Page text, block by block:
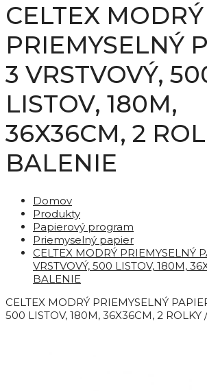
CELTEX MODRÝ
PRIEMYSELNÝ
3 VRSTVOVÝ,
LISTOV, 180M,
36X36CM, 2
BALENIE
Domov
Produkty
Papierový program
Priemyselný papier
CELTEX MODRÝ PRIEMYSELNÝ
VRSTVOVÝ, 500 LISTOV, 180M,
BALENIE
CELTEX MODRÝ PRIEMYSELNÝ
500 LISTOV, 180M, 36X36CM, 2